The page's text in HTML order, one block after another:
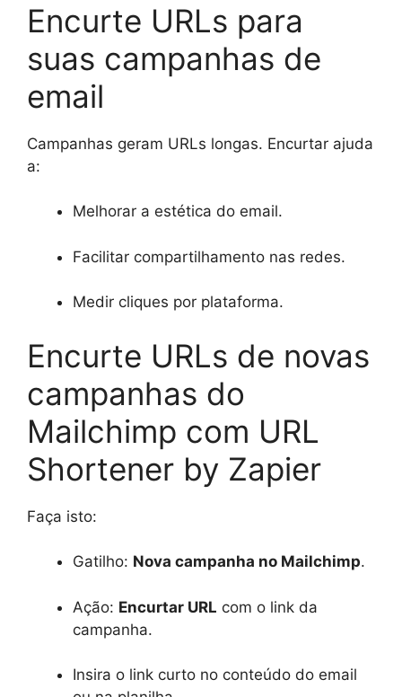
Encurte URLs para
suas campanhas de
email
Campanhas geram URLs longas. Encurtar ajuda
a:
Melhorar a estética do email.
Facilitar compartilhamento nas redes.
Medir cliques por plataforma.
Encurte URLs de novas
campanhas do
Mailchimp com URL
Shortener by Zapier
Faça isto:
Gatilho: Nova campanha no Mailchimp.
Ação: Encurtar URL com o link da
campanha.
Insira o link curto no conteúdo do email